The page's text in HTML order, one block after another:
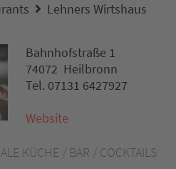
Lehners Wirtshaus
KÜCHE / BAR / COCKTAILS
Bahnhofstraße 1
74072 Heilbronn
Tel. 07131 6427927
Website